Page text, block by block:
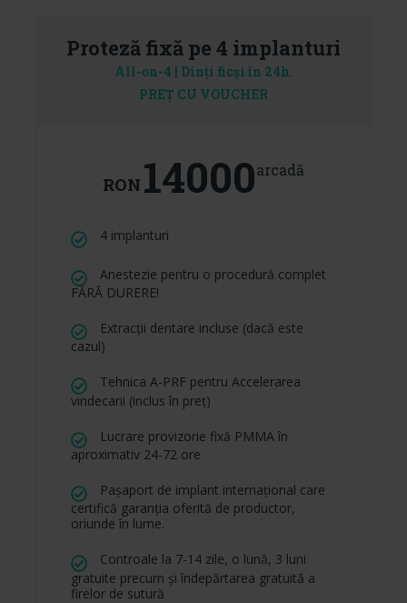
Proteză fixă pe 4 implanturi
All-on-4 | Dinți ficși în 24h.
PREȚ CU VOUCHER
RON 14000arcadă
4 implanturi
Anestezie pentru o procedură complet
FĂRĂ DURERE!
Extracții dentare incluse (dacă este
cazul)
Tehnica A-PRF pentru Accelerarea
vindecarii (inclus în preț)
Lucrare provizorie fixă PMMA în
aproximativ 24-72 ore
Pașaport de implant internațional care
certifică garanția oferită de productor,
oriunde în lume.
Controale la 7-14 zile, o lună, 3 luni
gratuite precum și îndepărtarea gratuită a
firelor de sutură